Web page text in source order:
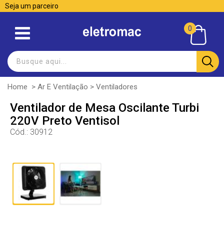
Seja um parceiro
0
Home > Ar E Ventilação > Ventiladores
Ventilador de Mesa Oscilante Turbi
220V Preto Ventisol
Cód.: 30912